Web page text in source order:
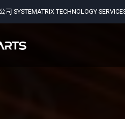
SYSTEMATRIX TECHNOLOGY